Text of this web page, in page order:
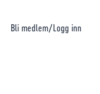
Bli medlem/Logg inn